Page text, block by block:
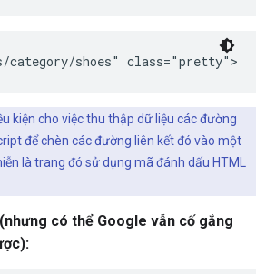
category/shoes" class="pretty">
kiện cho việc thu thập dữ liệu các đường
để chèn các đường liên kết đó vào một
là trang đó sử dụng mã đánh dấu HTML
có thể Google vẫn cố gắng